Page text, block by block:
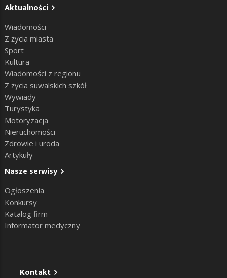
Aktualności
Wiadomości
Z życia miasta
Sport
Kultura
Wiadomości z regionu
Z życia suwalskich szkół
Wywiady
Turystyka
Motoryzacja
Nieruchomości
Zdrowie i uroda
Artykuły
Nasze serwisy
Ogłoszenia
Konkursy
Katalog firm
Informator medyczny
Kontakt